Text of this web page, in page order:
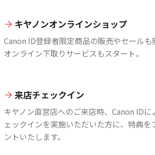
キヤノンオンラインショップ
Canon ID登録者限定商品の販売やセールも
オンライン下取りサービスもスタート。
来店チェックイン
キヤノン直営店へのご来店時、Canon IDに
ェックインを実施いただいた方に、特典を
ントいたします。